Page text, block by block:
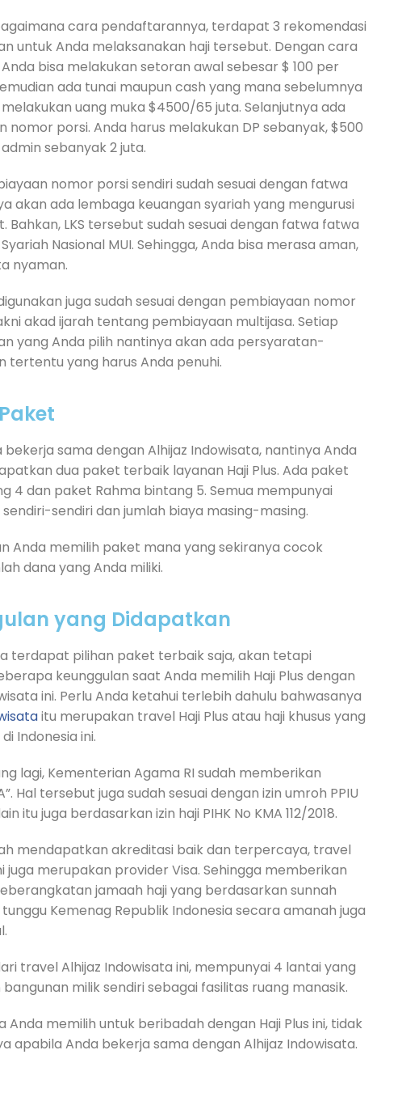
cara pendaftarannya, terdapat 3 rekomendasi
untuk Anda melaksanakan haji tersebut. Dengan cara
bisa melakukan setoran awal sebesar $ 100 per
ada tunai maupun cash yang mana sebelumnya
uang muka $4500/65 juta. Selanjutnya ada
nomor porsi. Anda harus melakukan DP sebanyak, $500
sebanyak 2 juta.
nomor porsi sendiri sudah sesuai dengan fatwa
akan ada lembaga keuangan syariah yang mengurusi
Bahkan, LKS tersebut sudah sesuai dengan fatwa fatwa
Nasional MUI. Sehingga, Anda bisa merasa aman,
nyaman.
juga sudah sesuai dengan pembiayaan nomor
akad ijarah tentang pembiayaan multijasa. Setiap
yang Anda pilih nantinya akan ada persyaratan-
tertentu yang harus Anda penuhi.
bekerja sama dengan Alhijaz Indowisata, nantinya Anda
dua paket terbaik layanan Haji Plus. Ada paket
4 dan paket Rahma bintang 5. Semua mempunyai
sendiri dan jumlah biaya masing-masing.
Anda memilih paket mana yang sekiranya cocok
dana yang Anda miliki.
yang Didapatkan
terdapat pilihan paket terbaik saja, akan tetapi
keunggulan saat Anda memilih Haji Plus dengan
ini. Perlu Anda ketahui terlebih dahulu bahwasanya
itu merupakan travel Haji Plus atau haji khusus yang
Indonesia ini.
lagi, Kementerian Agama RI sudah memberikan
Hal tersebut juga sudah sesuai dengan izin umroh PPIU
itu juga berdasarkan izin haji PIHK No KMA 112/2018.
mendapatkan akreditasi baik dan terpercaya, travel
juga merupakan provider Visa. Sehingga memberikan
jamaah haji yang berdasarkan sunnah
Kemenag Republik Indonesia secara amanah juga
travel Alhijaz Indowisata ini, mempunyai 4 lantai yang
milik sendiri sebagai fasilitas ruang manasik.
Anda memilih untuk beribadah dengan Haji Plus ini, tidak
apabila Anda bekerja sama dengan Alhijaz Indowisata.